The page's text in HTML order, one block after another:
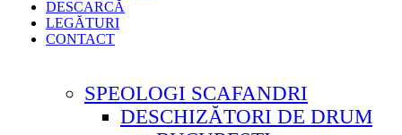
DESCARCĂ
LEGĂTURI
CONTACT
SPEOLOGI SCAFANDRI
DESCHIZĂTORI DE DRUM